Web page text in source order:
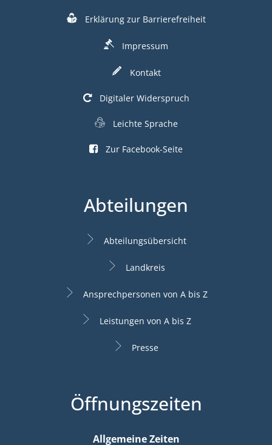
Erklärung zur Barrierefreiheit
Impressum
Kontakt
Digitaler Widerspruch
Leichte Sprache
Zur Facebook-Seite
Abteilungen
Abteilungsübersicht
Landkreis
Ansprechpersonen von A bis Z
Leistungen von A bis Z
Presse
Öffnungszeiten
Allgemeine Zeiten